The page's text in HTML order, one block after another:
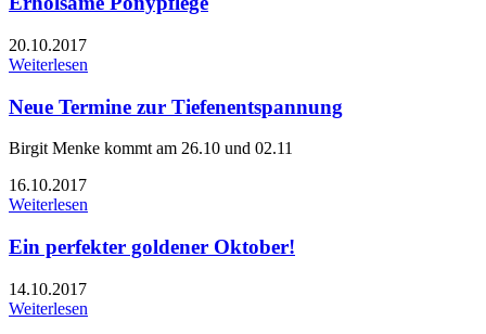
20.10.2017
Weiterlesen
Neue Termine zur Tiefenentspannung
Birgit Menke kommt am 26.10 und 02.11
16.10.2017
Weiterlesen
Ein perfekter goldener Oktober!
14.10.2017
Weiterlesen